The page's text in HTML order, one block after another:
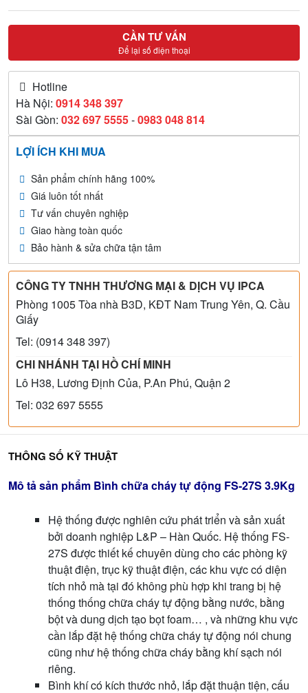
CẦN TƯ VẤN
Để lại số điện thoại
Hotline
Hà Nội: 0914 348 397
Sài Gòn: 032 697 5555-0983 048 814
LỢI ÍCH KHI MUA
Sản phẩm chính hãng 100%
Giá luôn tốt nhất
Tư vấn chuyên nghiệp
Giao hàng toàn quốc
Bảo hành & sửa chữa tận tâm
CÔNG TY TNHH THƯƠNG MẠI & DỊCH VỤ IPCA
Phòng 1005 Tòa nhà B3D, KĐT Nam Trung Yên, Q. Cầu
Giấy
Tel: (0914 348 397)
CHI NHÁNH TẠI HỒ CHÍ MINH
Lô H38, Lương Định Của, P.An Phú, Quận 2
Tel: 032 697 5555
Mô tả sản phẩm Bình chữa cháy tự động FS-27S 3.9Kg
Hệ thống được nghiên cứu phát triển và sản xuất
bởi doanh nghiệp L&P – Hàn Quốc. Hệ thống FS-
27S được thiết kế chuyên dùng cho các phòng kỹ
thuật điện, trục kỹ thuật điện, các khu vực có diện
tích nhỏ mà tại đó không phù hợp khi trang bị hệ
thống thống chữa cháy tự động bằng nước, bằng
bột và dung dịch tạo bọt foam… , và những khu vực
cần lắp đặt hệ thống chữa cháy tự động nói chung
cũng như hệ thống chữa cháy bằng khí sạch nói
riêng.
Bình khí có kích thước nhỏ, lắp đặt thuận tiện, cấu
THÔNG SỐ KỸ THUẬT